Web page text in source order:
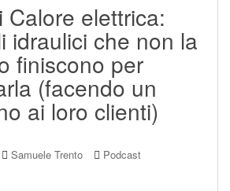
Calore elettrica:
idraulici che non la
finiscono per
(facendo un
ai loro clienti)
Samuele Trento Podcast